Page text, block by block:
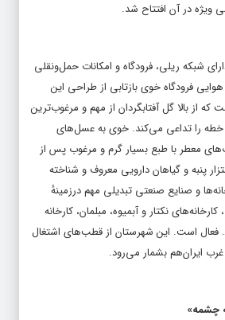
ویژه در آن افتتاح شد.
شبکه ریلی، فرودگاه و امکانات حمل‌ونقلی
فرودگاه خوی بازتابی از طراحی این
از بالا گل آفتابگردان از مهم و مرغوب‌ترین
را تداعی می‌کند. خوی به عسل‌های
معطر با طبع بسیار گرم و مرغوب پس از
پنبه و گیاهان دارویی معروف و شناخته
و صنایع صنعتی تبدیلی مهم درزمینهٔ
نکتار و آبمیوه، مبلمان، کارخانه
فعال است. این شهرستان از قطب‌های اشتغال
ایران‌هم بشمار می‌رود.
چشمه»